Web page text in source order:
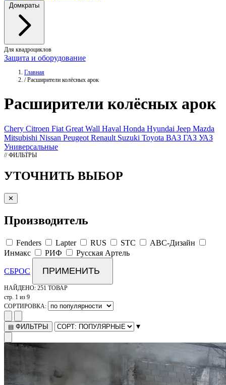
Домкраты
Для квадроциклов
Защита и оборудование
Главная
/ Расширители колёсных арок
Расширители колёсных арок
Chery Citroen Fiat Great Wall Haval Honda Hyundai Jeep Mazda
Mitsubishi Nissan Peugeot Renault Suzuki Toyota ВАЗ ГАЗ УАЗ
Универсальные
// ФИЛЬТРЫ
УТОЧНИТЬ ВЫБОР
✕
Производитель
Fenders Lapter RUS STC
АВС-Дизайн
Инмакс
РИФ Русская Артель
СБРОС ПРИМЕНИТЬ
НАЙДЕНО: 251 ТОВАР
стр. 1 из 9
СОРТИРОВКА:
▤ ФИЛЬТРЫ ▾